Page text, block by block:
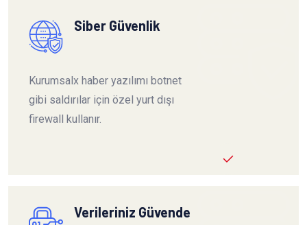
Siber Güvenlik
Kurumsalx haber yazılımı botnet
gibi saldırılar için özel yurt dışı
firewall kullanır.
Verileriniz Güvende